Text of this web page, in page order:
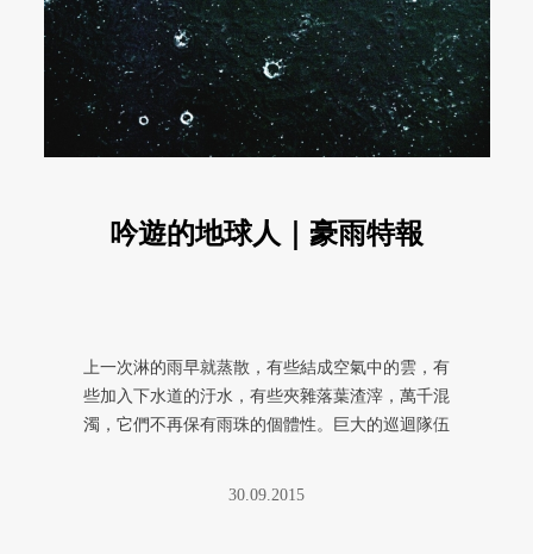
吟遊的地球人｜豪雨特報
上一次淋的雨早就蒸散，有些結成空氣中的雲，有
些加入下水道的汙水，有些夾雜落葉渣滓，萬千混
濁，它們不再保有雨珠的個體性。巨大的巡迴隊伍
30.09.2015